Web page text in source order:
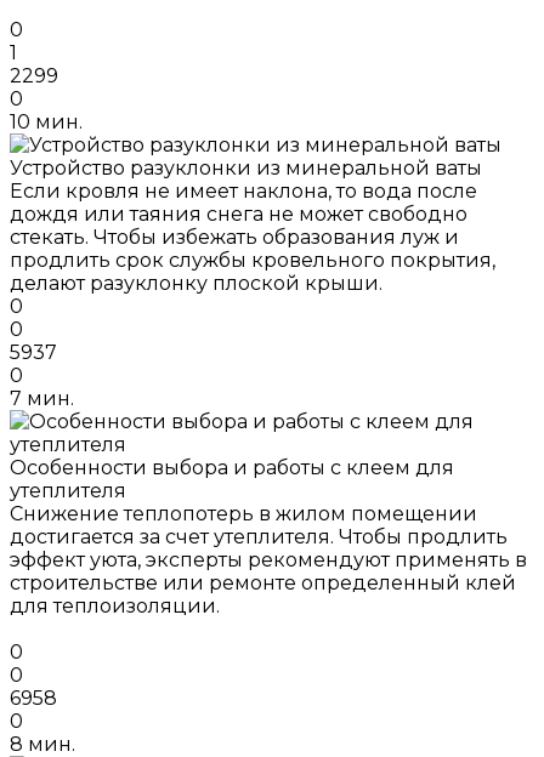
0
1
2299
0
10 мин.
Устройство разуклонки из минеральной ваты
Если кровля не имеет наклона, то вода после
дождя или таяния снега не может свободно
стекать. Чтобы избежать образования луж и
продлить срок службы кровельного покрытия,
делают разуклонку плоской крыши.
0
0
5937
0
7 мин.
Особенности выбора и работы с клеем для
утеплителя
Снижение теплопотерь в жилом помещении
достигается за счет утеплителя. Чтобы продлить
эффект уюта, эксперты рекомендуют применять в
строительстве или ремонте определенный клей
для теплоизоляции.
0
0
6958
0
8 мин.